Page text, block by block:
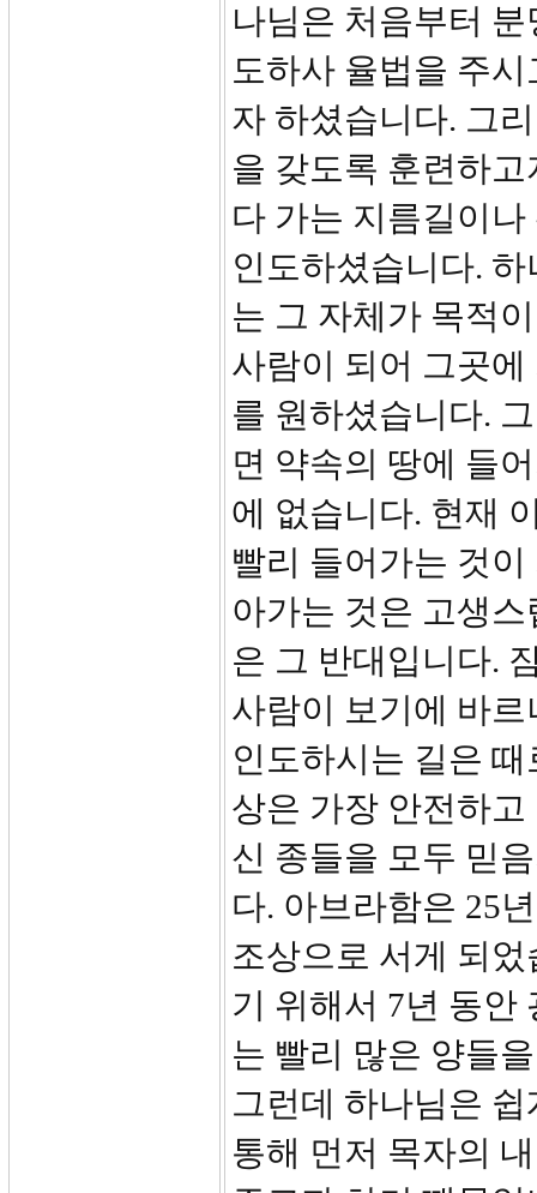
나님은 처음부터
도하사 율법을 주
자 하셨습니다. 그
을 갖도록 훈련하
다 가는 지름길이
인도하셨습니다.
는 그 자체가 목적
사람이 되어 그곳
를 원하셨습니다.
면 약속의 땅에 들
에 없습니다. 현재
빨리 들어가는 것이
아가는 것은 고생
은 그 반대입니다.
사람이 보기에 바
인도하시는 길은
상은 가장 안전하
신 종들을 모두 믿
다. 아브라함은 25
조상으로 서게 되
기 위해서 7년 동안
는 빨리 많은 양들
그런데 하나님은
통해 먼저 목자의